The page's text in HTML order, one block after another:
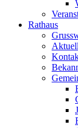
Rathaus